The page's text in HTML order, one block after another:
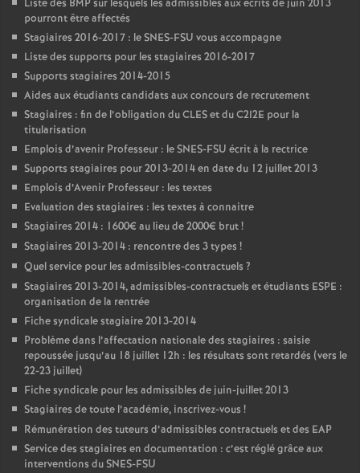
Liste des BMP sur lesquels les admissibles aux écrits de juin 2013
pourront être affectés
Stagiaires 2016-2017 : le SNES-FSU vous accompagne
Liste des supports pour les stagiaires 2016-2017
Supports stagiaires 2014-2015
Aides aux étudiants candidats aux concours de recrutement
Stagiaires : fin de l’obligation du CLES et du C2I2E pour la
titularisation
Emplois d’avenir Professeur : le SNES-FSU écrit à la rectrice
Supports stagiaires pour 2013-2014 en date du 12 juillet 2013
Emplois d’Avenir Professeur : les textes
Evaluation des stagiaires : les textes à connaitre
Stagiaires 2014 : 1600€ au lieu de 2000€ brut!
Stagiaires 2013-2014 : rencontre des 3 types !
Quel service pour les admissibles-contractuels ?
Stagiaires 2013-2014, admissibles-contractuels et étudiants ESPE :
organisation de la rentrée
Fiche syndicale stagiaire 2013-2014
Problème dans l’affectation nationale des stagiaires : saisie
repoussée jusqu’au 18 juillet 12h : les résultats sont retardés (vers le
22-23 juillet)
Fiche syndicale pour les admissibles de juin-juillet 2013
Stagiaires de toute l’académie, inscrivez-vous !
Rémunération des tuteurs d’admissibles contractuels et des EAP
Service des stagiaires en documentation : c’est réglé grâce aux
interventions du SNES-FSU